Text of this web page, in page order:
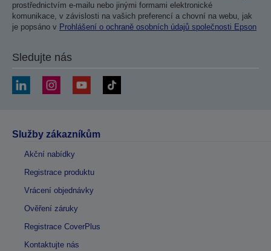
prostřednictvím e-mailu nebo jinými formami elektronické
komunikace, v závislosti na vašich preferencí a chovní na webu, jak
je popsáno v Prohlášení o ochraně osobních údajů společnosti Epson
Sledujte nás
Služby zákazníkům
Akční nabídky
Registrace produktu
Vrácení objednávky
Ověření záruky
Registrace CoverPlus
Kontaktujte nás